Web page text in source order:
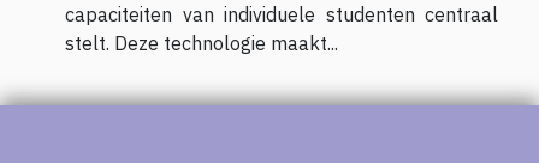
capaciteiten van individuele studenten centraal
stelt. Deze technologie maakt...